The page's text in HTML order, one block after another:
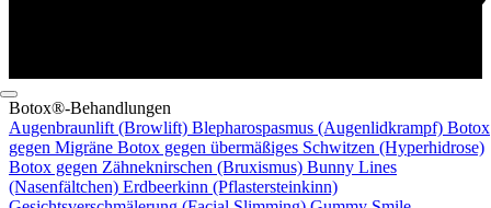
Botox®-Behandlungen
Augenbraunlift (Browlift) Blepharospasmus (Augenlidkrampf) Botox
gegen Migräne Botox gegen übermäßiges Schwitzen (Hyperhidrose)
Botox gegen Zähneknirschen (Bruxismus) Bunny Lines
(Nasenfältchen) Erdbeerkinn (Pflastersteinkinn)